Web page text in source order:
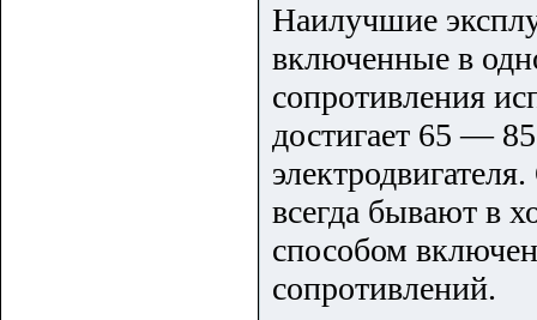
Наилучшие
включенные в
сопротивления
достигает 65 —
всегда бывают в
способом
сопротивлений.